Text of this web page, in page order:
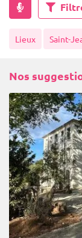
Lieux Saint-
Nos